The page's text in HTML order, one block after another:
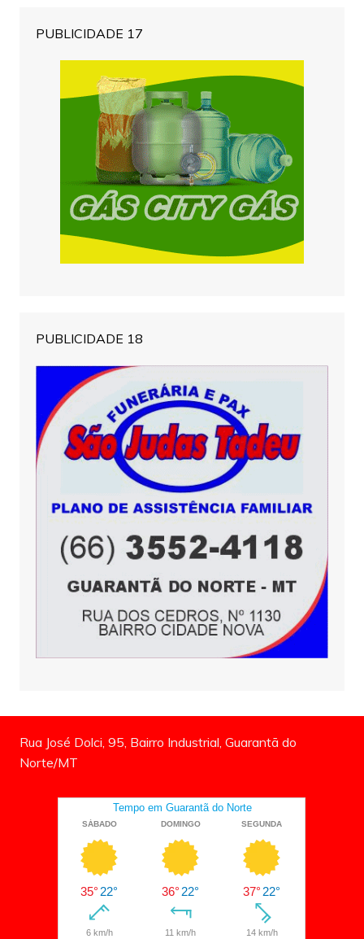
PUBLICIDADE 17
PUBLICIDADE 18
Rua José Dolci, 95, Bairro Industrial, Guarantã do
Norte/MT